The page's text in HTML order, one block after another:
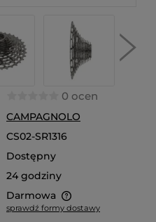
0 ocen
CAMPAGNOLO
CS02-SR1316
Dostępny
24 godziny
Darmowa
kosztów płatności
sprawdź formy dostawy